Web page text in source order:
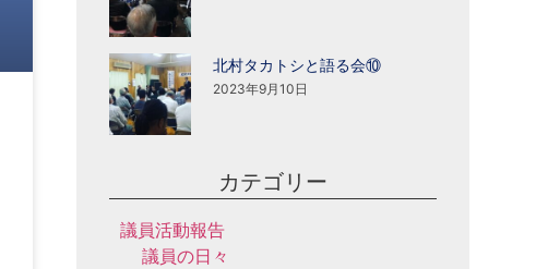
北村タカトシと語る会⑩
2023年9月10日
カテゴリー
議員活動報告
議員の日々